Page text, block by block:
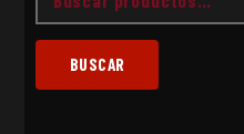
por:
BUSCAR